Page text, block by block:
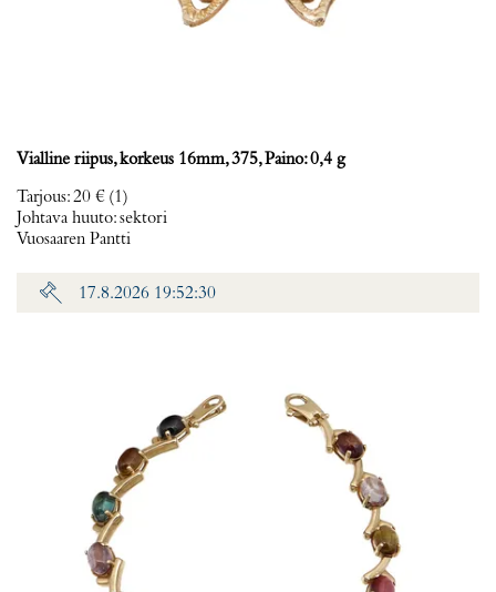
Vialline riipus, korkeus 16mm, 375, Paino: 0,4 g
Tarjous:20 € (1)
Johtava huuto:sektori
Vuosaaren Pantti
17.8.2026 19:52:30